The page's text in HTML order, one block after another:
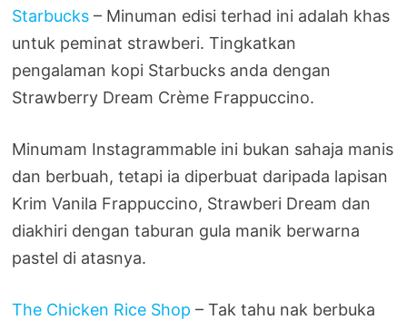
Starbucks – Minuman edisi terhad ini adalah khas
untuk peminat strawberi. Tingkatkan
pengalaman kopi Starbucks anda dengan
Strawberry Dream Crème Frappuccino.
Minumam Instagrammable ini bukan sahaja manis
dan berbuah, tetapi ia diperbuat daripada lapisan
Krim Vanila Frappuccino, Strawberi Dream dan
diakhiri dengan taburan gula manik berwarna
pastel di atasnya.
The Chicken Rice Shop – Tak tahu nak berbuka